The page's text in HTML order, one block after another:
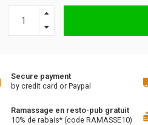
Secure payment
by credit card or Paypal
Ramassage en resto-pub gratuit
10% de rabais* (code RAMASSE10)